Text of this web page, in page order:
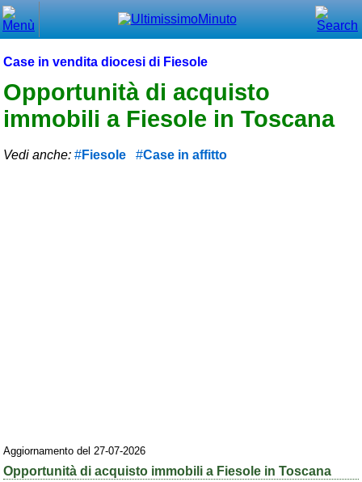
Case in vendita diocesi di Fiesole
Opportunità di acquisto
immobili a Fiesole in Toscana
Vedi anche: Fiesole Case in affitto
Aggiornamento del 27-07-2026
Opportunità di acquisto immobili a Fiesole in Toscana
Menù principale
⌂ Home
🕐 Last Minute
🕐 First Minute
Blog
Eventi e cose da vedere